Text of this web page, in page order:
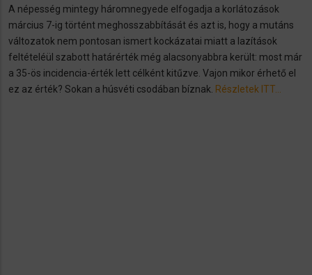
A népesség mintegy háromnegyede elfogadja a korlátozások
március 7-ig történt meghosszabbítását és azt is, hogy a mutáns
változatok nem pontosan ismert kockázatai miatt a lazítások
feltételéül szabott határérték még alacsonyabbra került: most már
a 35-ös incidencia-érték lett célként kitűzve. Vajon mikor érhető el
ez az érték? Sokan a húsvéti csodában bíznak. Részletek ITT…